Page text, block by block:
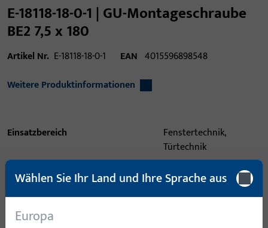
E-18118-18-0-1 | GU-Montageschraube
BE2 7,5 x 180
Artikel Nr. E-18118-18-0-1 EAN 4015596898548
Weitere Produktinformationen
Einsatzbereich
Fenstertechnik,
Türtechnik
Produkttyp
Montageschraube
Oberflächenbeschreibung
Cyanidisch galvanisch
Wählen Sie Ihr Land und Ihre Sprache aus
Europa